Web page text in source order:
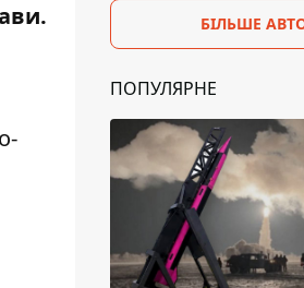
БІЛЬШЕ
ПОПУЛЯРНЕ